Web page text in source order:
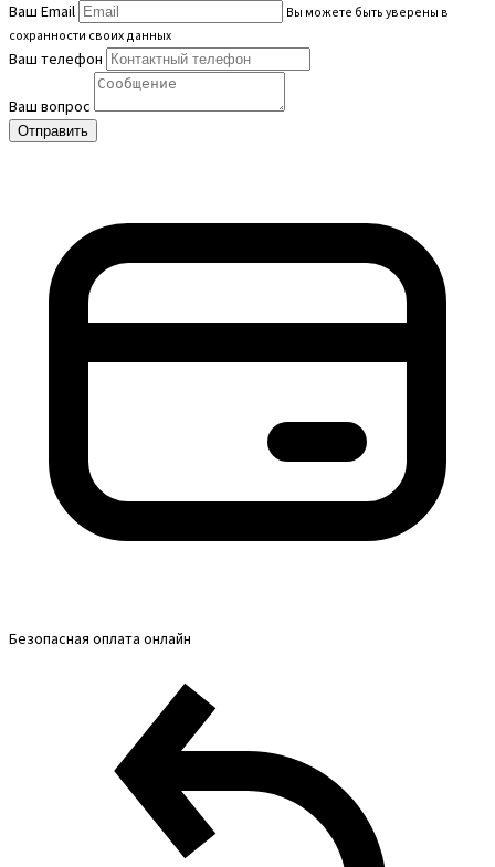
Ваш Email
Вы можете быть уверены в
сохранности своих данных
Ваш телефон
Ваш вопрос
Безопасная оплата онлайн